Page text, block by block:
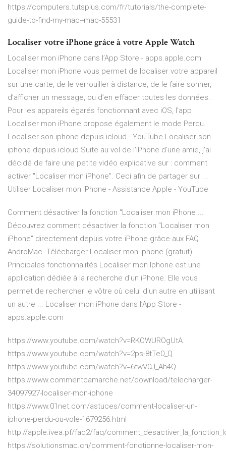
https://computers.tutsplus.com/fr/tutorials/the-complete-
guide-to-find-my-mac--mac-55531
Localiser votre iPhone grâce à votre Apple Watch
‎Localiser mon iPhone dans l’App Store - apps.apple.com
Localiser mon iPhone vous permet de localiser votre appareil
sur une carte, de le verrouiller à distance, de le faire sonner,
d’afficher un message, ou d’en effacer toutes les données.
Pour les appareils égarés fonctionnant avec iOS, l’app
Localiser mon iPhone propose également le mode Perdu.
Localiser son iphone depuis icloud - YouTube Localiser son
iphone depuis icloud Suite au vol de l'iPhone d'une amie, j'ai
décidé de faire une petite vidéo explicative sur : comment
activer "Localiser mon iPhone". Ceci afin de partager sur ...
Utiliser Localiser mon iPhone - Assistance Apple - YouTube
Comment désactiver la fonction ''Localiser mon iPhone ...
Découvrez comment désactiver la fonction ''Localiser mon
iPhone'' directement depuis votre iPhone grâce aux FAQ
AndroMac. Télécharger Localiser mon Iphone (gratuit)
Principales fonctionnalités Localiser mon Iphone est une
application dédiée à la recherche d'un iPhone. Elle vous
permet de rechercher le vôtre où celui d'un autre en utilisant
un autre ... ‎Localiser mon iPhone dans l’App Store -
apps.apple.com
https://www.youtube.com/watch?v=RKOWUROgUtA
https://www.youtube.com/watch?v=2ps-8tTe0_Q
https://www.youtube.com/watch?v=6twV0J_Ah4Q
https://www.commentcamarche.net/download/telecharger-
34097927-localiser-mon-iphone
https://www.01net.com/astuces/comment-localiser-un-
iphone-perdu-ou-vole-1679256.html
http://apple.ivea.pf/faq2/faq/
https://solutionsmac.ch/comment-fonctionne-localiser-mon-